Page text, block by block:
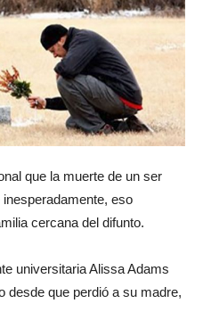
que la muerte de un ser
eso
cercana del difunto.
universitaria Alissa Adams
desde que perdió a su madre,